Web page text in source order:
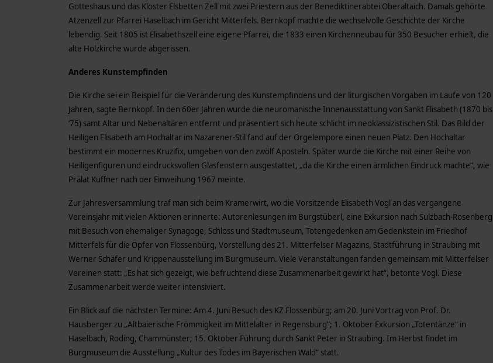
Gotteshaus und das Kloster Elsbetten Zell mit zwei Priestern aus der Benediktinerabtei Oberaltaich. Damals gehörte
Atzenzell zur Pfarrei Haselbach im Gericht Mitterfels. Bernkopf machte die wechselvolle Geschichte der Kirche
lebendig. Seit 1805 ist Elisabethszell eine eigene Pfarrei, die 1833 einen Kirchenneubau für 350 Besucher erhielt, die
alte Holzkirche wurde abgerissen.
Anderes Kunstempfinden
Die Kirche sei ein Beispiel für die Veränderung des Kunstempfindens und der liturgischen Vorgaben im Laufe von 120
Jahren, sagte Bernkopf. In den 60er Jahren wurde die neuromanische Innenausstattung von Sankt Elisabeth (1870 bis
‘75) samt Altar und Nebenaltären entfernt und präsentiert sich heute schlicht im neoklassizistischen Stil. Das Bild der
Heiligen Elisabeth am Hochaltar im Nazarener-Stil fand auf der Orgelempore einen neuen Platz. Den Hochaltar
bestimmt ein modernes Kruzifix, umgeben von den zwölf Aposteln. Später wurde die Kirche mit einer Reihe von
Heiligenfiguren und eindrucksvollen Glasfenstern ausgestattet, „da die Kirche einen ärmlichen Eindruck machte“, wie
Prälat Kuffner nach der Einweihung 1967 meinte.
Zur Jahresversammlung traf man sich beim Kramerwirt, wo die Vorsitzende Elisabeth Vogl an das vergangene
Vereinsjahr mit vielen Aktionen erinnerte: Autorenlesungen im Burgstüberl, eine Exkursion nach Sulzbach-Rosenberg
mit Besuch von ehemaliger Synagoge, Schloss und Stadtmuseum, Totengedenken am Gedenkstein im Friedhof
Mitterfels für die Opfer von Flossenbürg, Vorstellung des 21. Mitterfelser Magazins, Stadtführung in Straubing mit
Werner Schäfer und Krippenausstellung im Burgmuseum. Viele Veranstaltungen fanden gemeinsam mit Mitterfelser
Vereinen statt: „Es hat sich gezeigt, wie befruchtend diese Zusammenarbeit gewirkt hat“, betonte Vogl. Diese
Zusammenarbeit werde weiter intensiviert.
Ein Blick auf die nächsten Termine: Am 4. Juni Besuch des KZ Flossenbürg; am 20. Juni Vortrag von Prof. Dr.
Hausberger zu „Altbaierische Frömmigkeit im Mittelalter in Regensburg“; 1. Oktober Exkursion „Totentänze“ in
Haselbach, Roding, Chammünster; 15. Oktober Führung durch Sankt Peter in Straubing. Im Herbst findet im
Burgmuseum die Ausstellung „Kultur des Todes im Bayerischen Wald“ statt.